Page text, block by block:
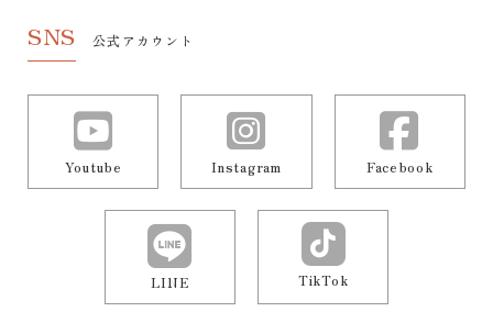
SNS 公式アカウント
Youtube Instagram Facebook
LINE TikTok